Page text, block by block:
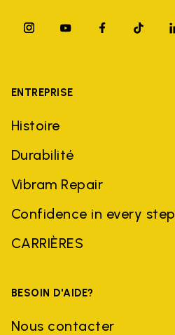
ENTREPRISE
Histoire
Durabilité
Vibram Repair
Confidence in every step
CARRIÈRES
BESOIN D'AIDE?
Nous contacter